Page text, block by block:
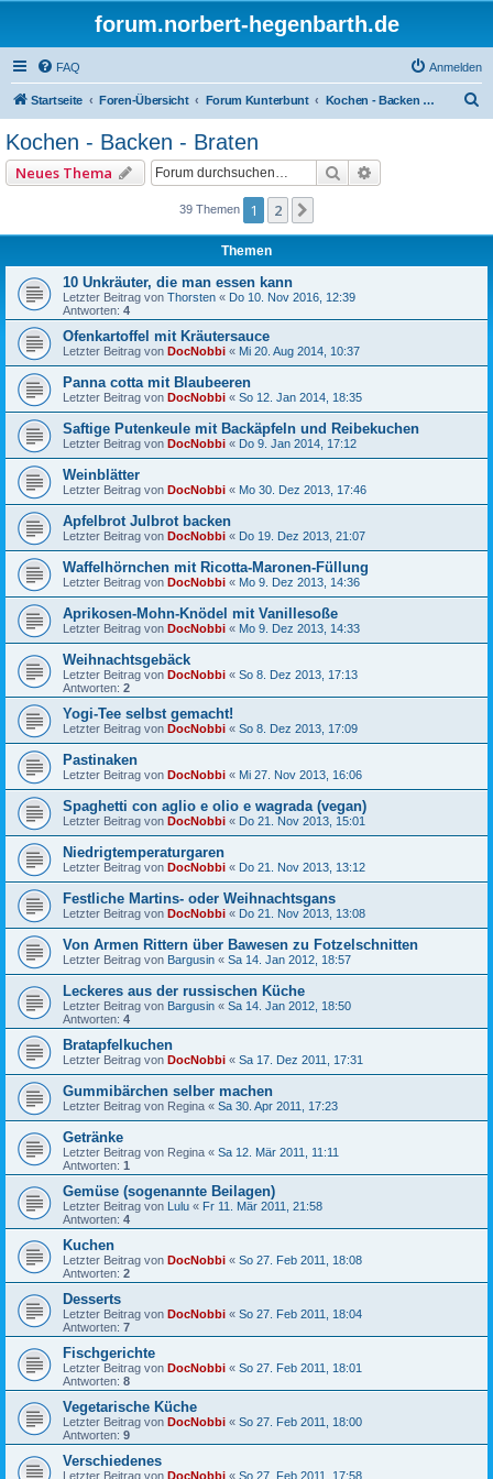
forum.norbert-hegenbarth.de
FAQ Anmelden
Startseite Foren-Übersicht Forum Kunterbunt Kochen - Backen - Braten
Kochen - Backen - Braten
Neues Thema Suche
39 Themen 1 2
Themen
10 Unkräuter, die man essen kann
Letzter Beitrag von Thorsten « Do 10. Nov 2016, 12:39
Antworten: 4
Ofenkartoffel mit Kräutersauce
Letzter Beitrag von DocNobbi « Mi 20. Aug 2014, 10:37
Panna cotta mit Blaubeeren
Letzter Beitrag von DocNobbi « So 12. Jan 2014, 18:35
Saftige Putenkeule mit Backäpfeln und Reibekuchen
Letzter Beitrag von DocNobbi « Do 9. Jan 2014, 17:12
Weinblätter
Letzter Beitrag von DocNobbi « Mo 30. Dez 2013, 17:46
Apfelbrot Julbrot backen
Letzter Beitrag von DocNobbi « Do 19. Dez 2013, 21:07
Waffelhörnchen mit Ricotta-Maronen-Füllung
Letzter Beitrag von DocNobbi « Mo 9. Dez 2013, 14:36
Aprikosen-Mohn-Knödel mit Vanillesoße
Letzter Beitrag von DocNobbi « Mo 9. Dez 2013, 14:33
Weihnachtsgebäck
Letzter Beitrag von DocNobbi « So 8. Dez 2013, 17:13
Antworten: 2
Yogi-Tee selbst gemacht!
Letzter Beitrag von DocNobbi « So 8. Dez 2013, 17:09
Pastinaken
Letzter Beitrag von DocNobbi « Mi 27. Nov 2013, 16:06
Spaghetti con aglio e olio e wagrada (vegan)
Letzter Beitrag von DocNobbi « Do 21. Nov 2013, 15:01
Niedrigtemperaturgaren
Letzter Beitrag von DocNobbi « Do 21. Nov 2013, 13:12
Festliche Martins- oder Weihnachtsgans
Letzter Beitrag von DocNobbi « Do 21. Nov 2013, 13:08
Von Armen Rittern über Bawesen zu Fotzelschnitten
Letzter Beitrag von Bargusin « Sa 14. Jan 2012, 18:57
Leckeres aus der russischen Küche
Letzter Beitrag von Bargusin « Sa 14. Jan 2012, 18:50
Antworten: 4
Bratapfelkuchen
Letzter Beitrag von DocNobbi « Sa 17. Dez 2011, 17:31
Gummibärchen selber machen
Letzter Beitrag von Regina « Sa 30. Apr 2011, 17:23
Getränke
Letzter Beitrag von Regina « Sa 12. Mär 2011, 11:11
Antworten: 1
Gemüse (sogenannte Beilagen)
Letzter Beitrag von Lulu « Fr 11. Mär 2011, 21:58
Antworten: 4
Kuchen
Letzter Beitrag von DocNobbi « So 27. Feb 2011, 18:08
Antworten: 2
Desserts
Letzter Beitrag von DocNobbi « So 27. Feb 2011, 18:04
Antworten: 7
Fischgerichte
Letzter Beitrag von DocNobbi « So 27. Feb 2011, 18:01
Antworten: 8
Vegetarische Küche
Letzter Beitrag von DocNobbi « So 27. Feb 2011, 18:00
Antworten: 9
Verschiedenes
Letzter Beitrag von DocNobbi « So 27. Feb 2011, 17:58